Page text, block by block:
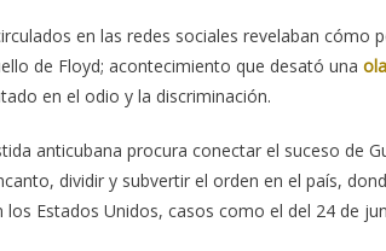
en las redes sociales revelaban cómo
de Floyd; acontecimiento que desató una
en el odio y la discriminación.
anticubana procura conectar el suceso de
dividir y subvertir el orden en el país,
Estados Unidos, casos como el del 24 de